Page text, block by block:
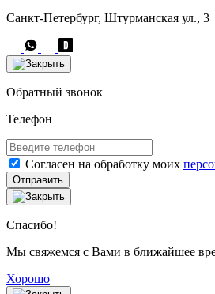
Санкт-Петербург, Штурманская ул., 3
Обратный звонок
Телефон
Согласен на обработку моих
Отправить
Спасибо!
Мы свяжемся с Вами в ближайшее
Хорошо